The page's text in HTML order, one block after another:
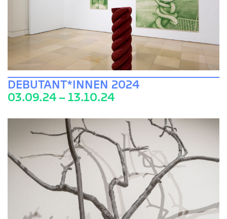
DEBUTANT*INNEN 2024
03.09.24 – 13.10.24